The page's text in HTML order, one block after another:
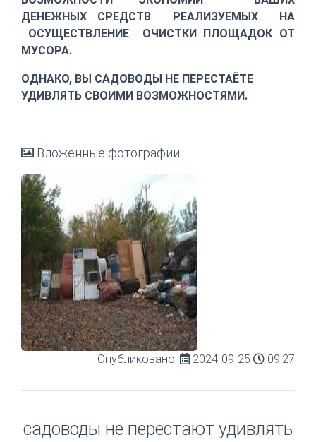
ДЕНЕЖНЫХ СРЕДСТВ РЕАЛИЗУЕМЫХ НА
ОСУЩЕСТВЛЕНИЕ ОЧИСТКИ ПЛОЩАДОК ОТ
МУСОРА.
ОДНАКО, ВЫ САДОВОДЫ НЕ ПЕРЕСТАЁТЕ
УДИВЛЯТЬ СВОИМИ ВОЗМОЖНОСТЯМИ.
Вложенные фотографии:
Опубликовано: 2024-09-25 09:27
садоводы не перестают удивлять